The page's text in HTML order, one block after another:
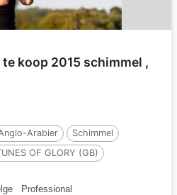
koop 2015 schimmel ,
Arabier
Schimmel
OF GLORY (GB)
Professional